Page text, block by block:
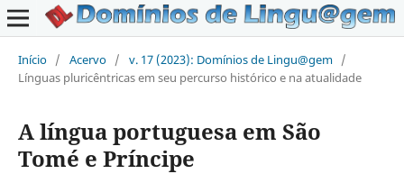
Início / Acervo / v. 17 (2023): Domínios de Lingu@gem /
Línguas pluricêntricas em seu percurso histórico e na atualidade
A língua portuguesa em São
Tomé e Príncipe